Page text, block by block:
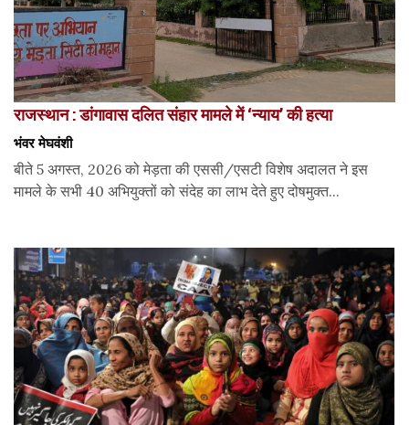
राजस्थान : डांगावास दलित संहार मामले में ‘न्याय’ की हत्या
भंवर मेघवंशी
बीते 5 अगस्त, 2026 को मेड़ता की एससी/एसटी विशेष अदालत ने इस
मामले के सभी 40 अभियुक्तों को संदेह का लाभ देते हुए दोषमुक्त...